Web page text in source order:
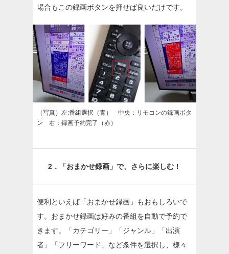
場合もこの録画ボタンを押せば良いだけです。
（写真）左:番組選択（青） 中央：リモコンの録画ボタ
ン 右：録画予約完了（赤）
2．「おまかせ録画」で、さらに楽しむ！
便利といえば「おまかせ録画」もおもしろいで
す。おまかせ録画は好みの番組を自動で予約で
きます。「カテゴリー」「ジャンル」「出演
者」「フリーワード」など条件を選択し、様々